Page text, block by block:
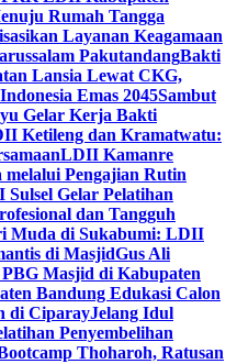
Rumah Tangga
Layanan Keagamaan
PakutandangBakti
Lansia Lewat CKG,
Emas 2045Sambut
Gelar Kerja Bakti
Ketileng dan Kramatwatu:
LDII Kamanre
Pengajian Rutin
Gelar Pelatihan
dan Tangguh
Muda di Sukabumi: LDII
di MasjidGus Ali
Masjid di Kabupaten
Bandung Edukasi Calon
di CiparayJelang Idul
Penyembelihan
Thoharoh, Ratusan